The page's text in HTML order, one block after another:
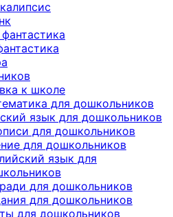
к школе
для дошкольников
язык для дошкольников
для дошкольников
для дошкольников
язык для
для дошкольников
для дошкольников
для дошкольников